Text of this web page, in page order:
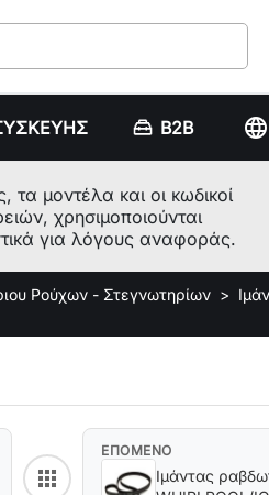
B2B language
τα μοντέλα και οι κωδικοί
χρησιμοποιούνται
για λόγους αναφοράς.
Ρούχων - Στεγνωτηρίων
appsBack to category
ΕΠΟΜΕΝΟ
Ιμάντας